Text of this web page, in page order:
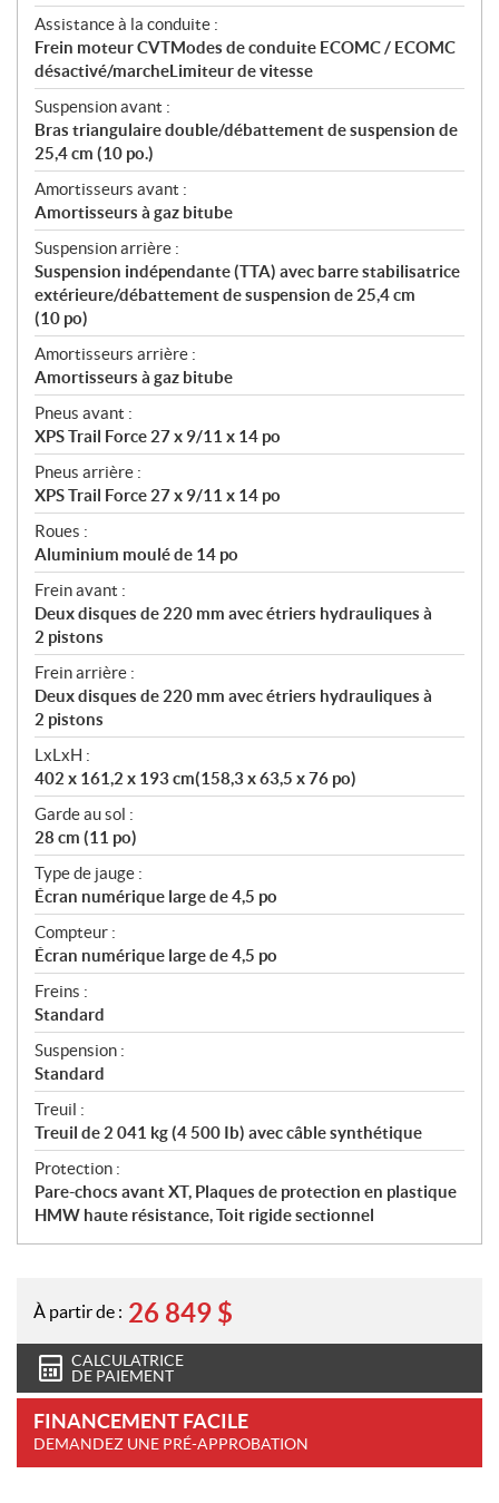
Assistance à la conduite :
Frein moteur CVTModes de conduite ECOMC / ECOMC
désactivé/marcheLimiteur de vitesse
Suspension avant :
Bras triangulaire double/débattement de suspension de
25,4 cm (10 po.)
Amortisseurs avant :
Amortisseurs à gaz bitube
Suspension arrière :
Suspension indépendante (TTA) avec barre stabilisatrice
extérieure/débattement de suspension de 25,4 cm
(10 po)
Amortisseurs arrière :
Amortisseurs à gaz bitube
Pneus avant :
XPS Trail Force 27 x 9/11 x 14 po
Pneus arrière :
XPS Trail Force 27 x 9/11 x 14 po
Roues :
Aluminium moulé de 14 po
Frein avant :
Deux disques de 220 mm avec étriers hydrauliques à
2 pistons
Frein arrière :
Deux disques de 220 mm avec étriers hydrauliques à
2 pistons
LxLxH :
402 x 161,2 x 193 cm(158,3 x 63,5 x 76 po)
Garde au sol :
28 cm (11 po)
Type de jauge :
Écran numérique large de 4,5 po
Compteur :
Écran numérique large de 4,5 po
Freins :
Standard
Suspension :
Standard
Treuil :
Treuil de 2 041 kg (4 500 Ib) avec câble synthétique
Protection :
Pare-chocs avant XT, Plaques de protection en plastique
HMW haute résistance, Toit rigide sectionnel
À partir de : 26 849 $
CALCULATRICE
DE PAIEMENT
FINANCEMENT FACILE
DEMANDEZ UNE PRÉ-APPROBATION